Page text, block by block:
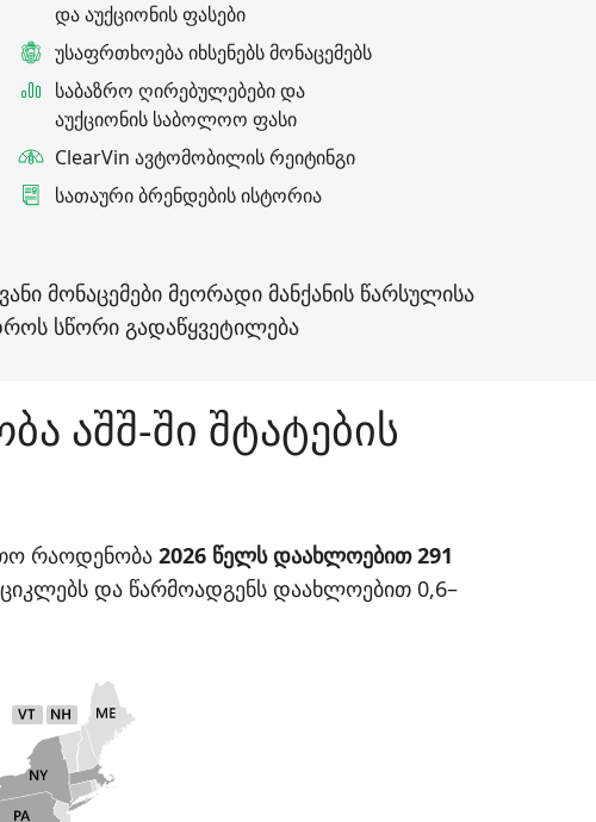
და აუქციონის ფასები
უსაფრთხოება იხსენებს მონაცემებს
საბაზრო ღირებულებები და
აუქციონის საბოლოო ფასი
ClearVin ავტომობილის რეიტინგი
სათაური ბრენდების ისტორია
მონაცემები მეორადი მანქანის წარსულისა
სწორი გადაწყვეტილება
აშშ-ში შტატების
რაოდენობა 2026 წელს დაახლოებით 291
და წარმოადგენს დაახლოებით 0,6–